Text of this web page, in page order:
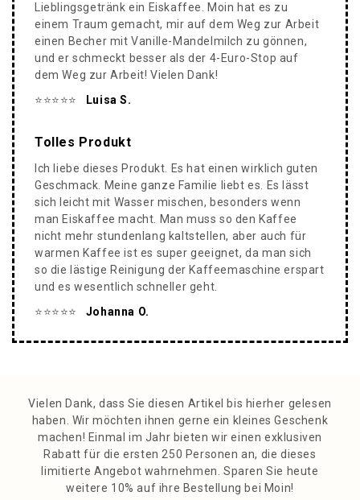
Lieblingsgetränk ein Eiskaffee. Moin hat es zu
einem Traum gemacht, mir auf dem Weg zur Arbeit
einen Becher mit Vanille-Mandelmilch zu gönnen,
und er schmeckt besser als der 4-Euro-Stop auf
dem Weg zur Arbeit! Vielen Dank!
⭐️⭐️⭐️⭐️⭐️
Luisa S.
Tolles Produkt
Ich liebe dieses Produkt. Es hat einen wirklich guten
Geschmack. Meine ganze Familie liebt es. Es lässt
sich leicht mit Wasser mischen, besonders wenn
man Eiskaffee macht. Man muss so den Kaffee
nicht mehr stundenlang kaltstellen, aber auch für
warmen Kaffee ist es super geeignet, da man sich
so die lästige Reinigung der Kaffeemaschine erspart
und es wesentlich schneller geht.
⭐️⭐️⭐️⭐️⭐️ Johanna O.
Vielen Dank, dass Sie diesen Artikel bis hierher gelesen
haben. Wir möchten ihnen gerne ein kleines Geschenk
machen! Einmal im Jahr bieten wir einen exklusiven
Rabatt für die ersten 250 Personen an, die dieses
limitierte Angebot wahrnehmen. Sparen Sie heute
weitere 10% auf ihre Bestellung bei Moin!